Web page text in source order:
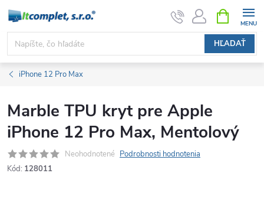
Prejsť
obsah
HĽADAŤ
KOŠÍK
iPhone 12 Pro Max
Marble TPU kryt pre Apple
iPhone 12 Pro Max, Mentolový
Neohodnotené Podrobnosti hodnotenia
Kód: 128011